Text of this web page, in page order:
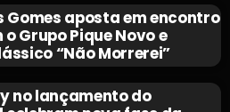
Gomes aposta em encontro
Grupo Pique Novo e
“Não Morrerei”
no lançamento do